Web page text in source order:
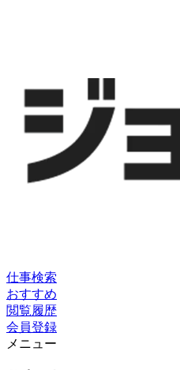
仕事検索
おすすめ
閲覧履歴
会員登録
メニュー